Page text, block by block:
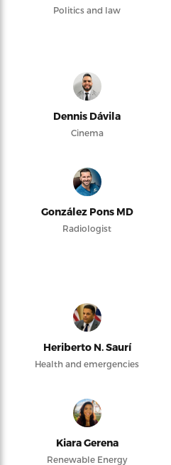
Politics and law
Dennis Dávila
Cinema
González Pons MD
Radiologist
Heriberto N. Saurí
Health and emergencies
Kiara Gerena
Renewable Energy